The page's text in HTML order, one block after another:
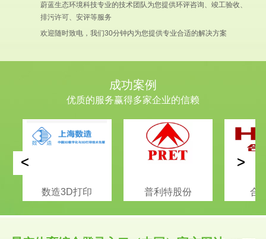
蔚蓝生态环境科技专业的技术团队为您提供环评咨询、竣工验收、
排污许可、安评等服务
欢迎随时致电，我们30分钟内为您提供专业合适的解决方案
成功案例
优质的服务赢得多家企业的信赖
数造3D打印 普利特股份 合
< >